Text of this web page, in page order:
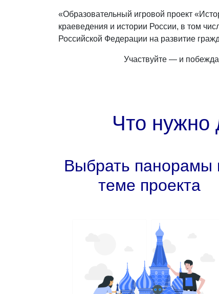
«Образовательный игровой проект
краеведения и истории России, в том
Российской Федерации на развитие
Участвуйте — и
Что нужно
Выбрать панорамы
теме проекта